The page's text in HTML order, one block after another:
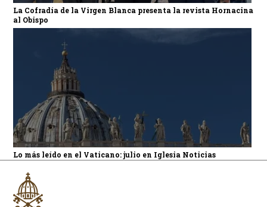
La Cofradía de la Virgen Blanca presenta la revista Hornacina
al Obispo
Lo más leído en el Vaticano: julio en Iglesia Noticias